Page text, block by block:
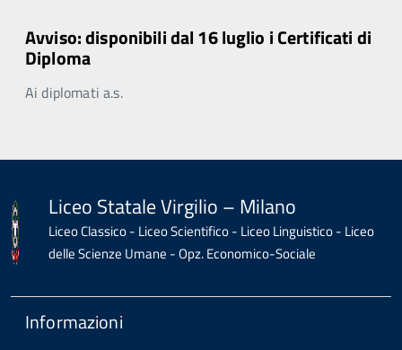
Avviso: disponibili dal 16 luglio i Certificati di
Diploma
Ai diplomati a.s.
Liceo Statale Virgilio – Milano
Liceo Classico - Liceo Scientifico - Liceo Linguistico - Liceo
delle Scienze Umane - Opz. Economico-Sociale
Informazioni